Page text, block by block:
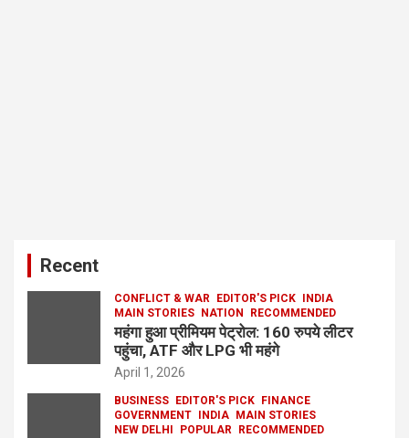
Recent
CONFLICT & WAR EDITOR'S PICK
INDIA
MAIN STORIES
NATION RECOMMENDED
महंगा हुआ प्रीमियम पेट्रोल: 160 रुपये लीटर
पहुंचा, ATF और LPG भी महंगे
April 1, 2026
BUSINESS EDITOR'S PICK
FINANCE
GOVERNMENT
INDIA
MAIN STORIES
NEW DELHI
POPULAR RECOMMENDED